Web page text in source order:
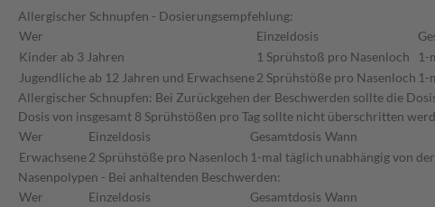
Allergischer Schnupfen - Dosierungsempfehlung:
Wer
Einzeldosis
Kinder ab 3 Jahren
1 Sprühstoß pro Nasenloch 1-
Jugendliche ab 12 Jahren und Erwachsene2 Sprühstöße pro Nasenloch 1-
Allergischer Schnupfen: Bei Zurückgehen der Beschwerden sollte die
Dosis von insgesamt 8 Sprühstößen pro Tag sollte nicht überschritten
Wer
Einzeldosis Gesamtdosis Wann
Erwachsene2 Sprühstöße pro Nasenloch 1-mal täglich unabhängig von
Nasenpolypen - Bei anhaltenden Beschwerden:
Wer
Einzeldosis Gesamtdosis Wann